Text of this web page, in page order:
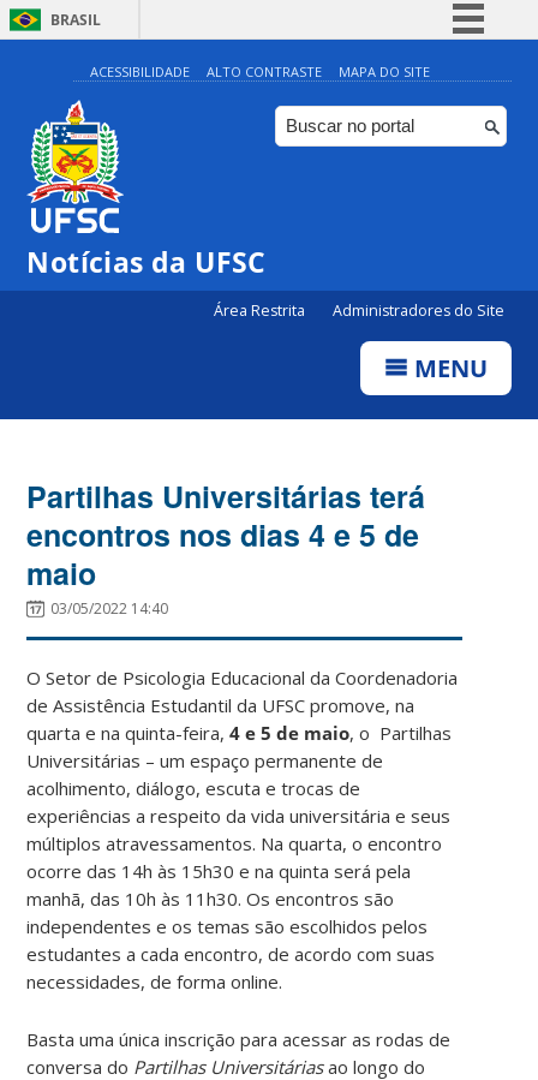
BRASIL
Simplifique!
Comunica BR
Participe
ACESSIBILIDADE ALTO CONTRASTE MAPA DO SITE
Notícias da UFSC
Área Restrita Administradores do Site
MENU
Partilhas Universitárias terá
encontros nos dias 4 e 5 de
maio
03/05/2022 14:40
O Setor de Psicologia Educacional da Coordenadoria
de Assistência Estudantil da UFSC promove, na
quarta e na quinta-feira,4 e 5 de maio, o Partilhas
Universitárias – um espaço permanente de
acolhimento, diálogo, escuta e trocas de
experiências a respeito da vida universitária e seus
múltiplos atravessamentos. Na quarta, o encontro
ocorre das 14h às 15h30 e na quinta será pela
manhã, das 10h às 11h30. Os encontros são
independentes e os temas são escolhidos pelos
estudantes a cada encontro, de acordo com suas
necessidades, de forma online.
Basta uma única inscrição para acessar as rodas de
conversa do Partilhas Universitáriasao longo do